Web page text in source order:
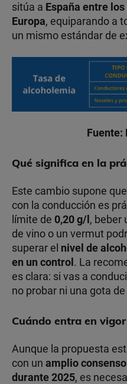
sitúa a España entre
Europa, equiparando a
un mismo estándar de
Fuente:
Qué significa en la
Este cambio supone
con la conducción es
límite de 0,20 g/l, beber
de vino o un vermut
superar el nivel de
en un control. La
es clara: si vas a
no probar ni una gota
Cuándo entra en vigor
Aunque la propuesta
con un amplio
durante 2025, es